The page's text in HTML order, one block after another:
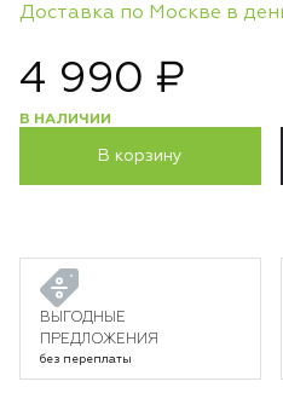
Доставка по Москве в
4 990 ₽
В НАЛИЧИИ
В корзину
ВЫГОДНЫЕ
ПРЕДЛОЖЕНИЯ
без переплаты